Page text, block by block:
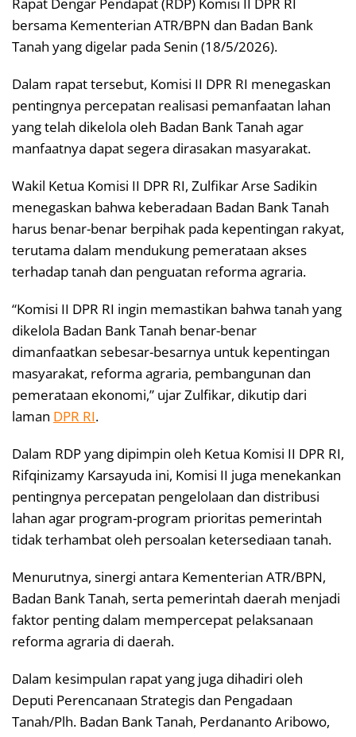
bersama Kementerian ATR/BPN dan Badan Bank
Tanah yang digelar pada Senin (18/5/2026).
Dalam rapat tersebut, Komisi II DPR RI menegaskan
pentingnya percepatan realisasi pemanfaatan lahan
yang telah dikelola oleh Badan Bank Tanah agar
manfaatnya dapat segera dirasakan masyarakat.
Wakil Ketua Komisi II DPR RI, Zulfikar Arse Sadikin
menegaskan bahwa keberadaan Badan Bank Tanah
harus benar-benar berpihak pada kepentingan rakyat,
terutama dalam mendukung pemerataan akses
terhadap tanah dan penguatan reforma agraria.
“Komisi II DPR RI ingin memastikan bahwa tanah yang
dikelola Badan Bank Tanah benar-benar
dimanfaatkan sebesar-besarnya untuk kepentingan
masyarakat, reforma agraria, pembangunan dan
pemerataan ekonomi,” ujar Zulfikar, dikutip dari
laman DPR RI.
Dalam RDP yang dipimpin oleh Ketua Komisi II DPR RI,
Rifqinizamy Karsayuda ini, Komisi II juga menekankan
pentingnya percepatan pengelolaan dan distribusi
lahan agar program-program prioritas pemerintah
tidak terhambat oleh persoalan ketersediaan tanah.
Menurutnya, sinergi antara Kementerian ATR/BPN,
Badan Bank Tanah, serta pemerintah daerah menjadi
faktor penting dalam mempercepat pelaksanaan
reforma agraria di daerah.
Dalam kesimpulan rapat yang juga dihadiri oleh
Deputi Perencanaan Strategis dan Pengadaan
Tanah/Plh. Badan Bank Tanah, Perdananto Aribowo,